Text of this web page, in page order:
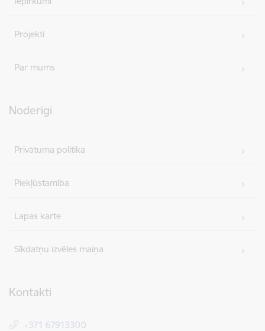
Projekti
Par mums
Noderīgi
Privātuma politika
Piekļūstamība
Lapas karte
Sīkdatņu izvēles maiņa
Kontakti
+371 67913300